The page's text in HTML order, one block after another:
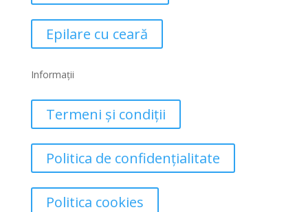
Epilare cu ceară
Informații
Termeni și condiții
Politica de confidențialitate
Politica cookies